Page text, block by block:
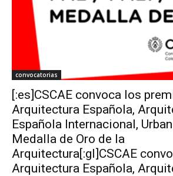
convocatorias
[:es]CSCAE convoca los
Arquitectura Española,
Española Internacional,
Medalla de Oro de la
Arquitectura[:gl]CSCAE
Arquitectura Española,